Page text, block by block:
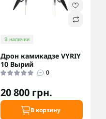
В наличии
Дрон камикадзе VYRIY
10 Вырий
0
20 800 грн.
В корзину